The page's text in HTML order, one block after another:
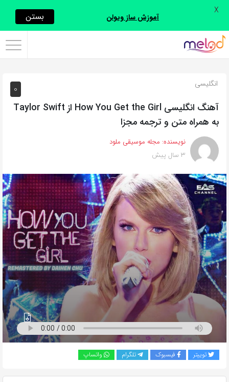
اشتراک
با
روش‌های
زیر
این
صفحه
را
با
دوستان
خود
به
اشتراک
بگذارید.
کپی
لینک
0 انگلیسی
آهنگ انگلیسی How You Get the Girl از Taylor Swift
به همراه متن و ترجمه مجزا
نویسنده: مجله موسیقی ملود
3 سال پیش
توییتر فیسبوک تلگرام واتساپ
آموزش ساز ویولن بستن X